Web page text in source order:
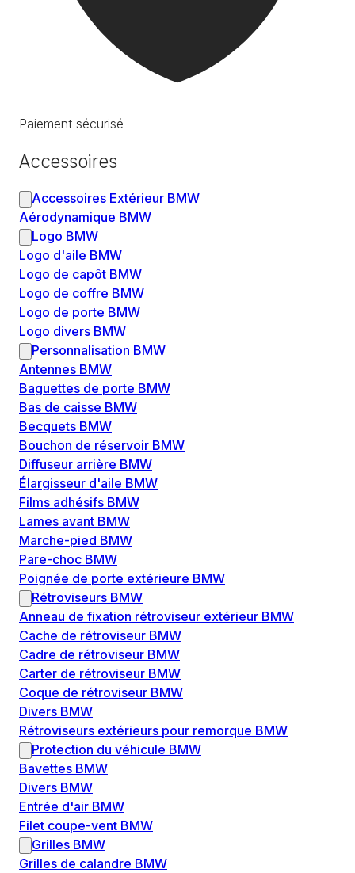
Paiement sécurisé
Accessoires
Accessoires Extérieur BMW
Aérodynamique BMW
Logo BMW
Logo d'aile BMW
Logo de capôt BMW
Logo de coffre BMW
Logo de porte BMW
Logo divers BMW
Personnalisation BMW
Antennes BMW
Baguettes de porte BMW
Bas de caisse BMW
Becquets BMW
Bouchon de réservoir BMW
Diffuseur arrière BMW
Élargisseur d'aile BMW
Films adhésifs BMW
Lames avant BMW
Marche-pied BMW
Pare-choc BMW
Poignée de porte extérieure BMW
Rétroviseurs BMW
Anneau de fixation rétroviseur extérieur BMW
Cache de rétroviseur BMW
Cadre de rétroviseur BMW
Carter de rétroviseur BMW
Coque de rétroviseur BMW
Divers BMW
Rétroviseurs extérieurs pour remorque BMW
Protection du véhicule BMW
Bavettes BMW
Divers BMW
Entrée d'air BMW
Filet coupe-vent BMW
Grilles BMW
Grilles de calandre BMW